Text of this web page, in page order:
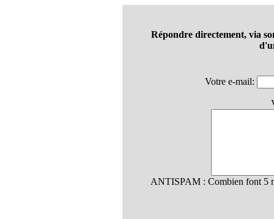
Répondre directement, via
Votre e-mail:
ANTISPAM : Combien font 5